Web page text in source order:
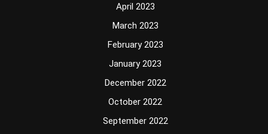
April 2023
March 2023
February 2023
January 2023
December 2022
October 2022
September 2022